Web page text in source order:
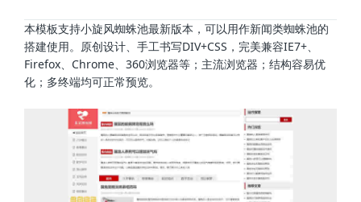
本模板支持小旋风蜘蛛池最新版本，可以用作新闻类蜘蛛池的
搭建使用。原创设计、手工书写DIV+CSS，完美兼容IE7+、
Firefox、Chrome、360浏览器等；主流浏览器；结构容易优
化；多终端均可正常预览。